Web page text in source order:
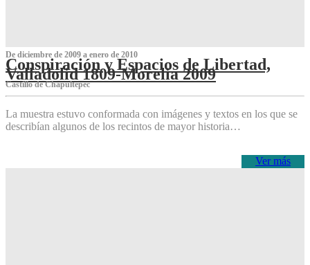
De diciembre de 2009 a enero de 2010
Conspiración y Espacios de Libertad,
Valladolid 1809-Morelia 2009
Castillo de Chapultepec
La muestra estuvo conformada con imágenes y textos en los que se
describían algunos de los recintos de mayor historia…
Ver más